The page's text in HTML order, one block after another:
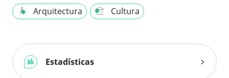
Arquitectura Cultura
Estadísticas